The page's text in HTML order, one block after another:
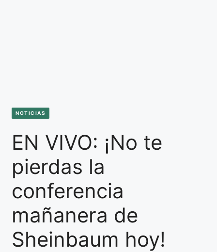
NOTICIAS
EN VIVO: ¡No te
pierdas la
conferencia
mañanera de
Sheinbaum hoy!